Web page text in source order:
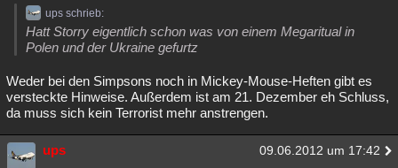
ups schrieb:
Hatt Storry eigentlich schon was von einem Megaritual in
Polen und der Ukraine gefurtz
Weder bei den Simpsons noch in Mickey-Mouse-Heften gibt es
versteckte Hinweise. Außerdem ist am 21. Dezember eh Schluss,
da muss sich kein Terrorist mehr anstrengen.
ups 09.06.2012 um 17:42